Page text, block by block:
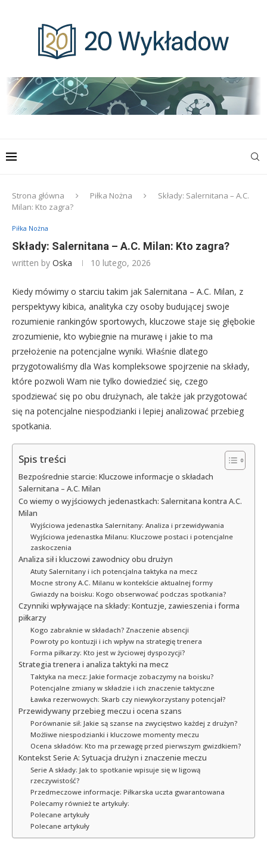
Strona główna Piłka Nożna
Składy: Salernitana – A.C.
Milan: Kto zagra?
Piłka Nożna
Składy: Salernitana – A.C. Milan: Kto zagra?
written by Oska 10 lutego, 2026
Kiedy mówimy o starciu takim jak Salernitana – A.C. Milan, z
perspektywy kibica, analityka czy osoby budującej swoje
rozumienie rankingów sportowych, kluczowe staje się głębokie
zrozumienie, kto wybiegnie na murawę i jakie to ma
przełożenie na potencjalne wyniki. Właśnie dlatego
przygotowaliśmy dla Was kompleksowe spojrzenie na składy,
które pozwoli Wam nie tylko dowiedzieć się, czego
spodziewać się po obu drużynach, ale także jak przygotować
się na potencjalne niespodzianki i lepiej analizować przebieg
spotkania.
Spis treści
Bezpośrednie starcie: Kluczowe informacje o składach
Salernitana – A.C. Milan
Co wiemy o wyjściowych jedenastkach: Salernitana kontra A.C.
Milan
Wyjściowa jedenastka Salernitany: Analiza i przewidywania
Wyjściowa jedenastka Milanu: Kluczowe postaci i potencjalne
zaskoczenia
Analiza sił i kluczowi zawodnicy obu drużyn
Atuty Salernitany i ich potencjalna taktyka na mecz
Mocne strony A.C. Milanu w kontekście aktualnej formy
Gwiazdy na boisku: Kogo obserwować podczas spotkania?
Czynniki wpływające na składy: Kontuzje, zawieszenia i forma
piłkarzy
Kogo zabraknie w składach? Znaczenie absencji
Powroty po kontuzji i ich wpływ na strategię trenera
Forma piłkarzy: Kto jest w życiowej dyspozycji?
Strategia trenera i analiza taktyki na mecz
Taktyka na mecz: Jakie formacje zobaczymy na boisku?
Potencjalne zmiany w składzie i ich znaczenie taktyczne
Ławka rezerwowych: Skarb czy niewykorzystany potencjał?
Przewidywany przebieg meczu i ocena szans
Porównanie sił: Jakie są szanse na zwycięstwo każdej z drużyn?
Możliwe niespodzianki i kluczowe momenty meczu
Ocena składów: Kto ma przewagę przed pierwszym gwizdkiem?
Kontekst Serie A: Sytuacja drużyn i znaczenie meczu
Serie A składy: Jak to spotkanie wpisuje się w ligową
rzeczywistość?
Przedmeczowe informacje: Piłkarska uczta gwarantowana
Polecamy również te artykuły:
Polecane artykuły
Polecane artykuły